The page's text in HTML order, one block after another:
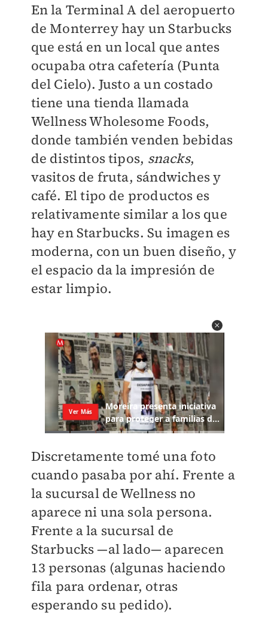
En la Terminal A del aeropuerto
de Monterrey hay un Starbucks
que está en un local que antes
ocupaba otra cafetería (Punta
del Cielo). Justo a un costado
tiene una tienda llamada
Wellness Wholesome Foods,
donde también venden bebidas
de distintos tipos, snacks,
vasitos de fruta, sándwiches y
café. El tipo de productos es
relativamente similar a los que
hay en Starbucks. Su imagen es
moderna, con un buen diseño, y
el espacio da la impresión de
estar limpio.
Discretamente tomé una foto
cuando pasaba por ahí. Frente a
la sucursal de Wellness no
aparece ni una sola persona.
Frente a la sucursal de
Starbucks —al lado— aparecen
13 personas (algunas haciendo
fila para ordenar, otras
esperando su pedido).